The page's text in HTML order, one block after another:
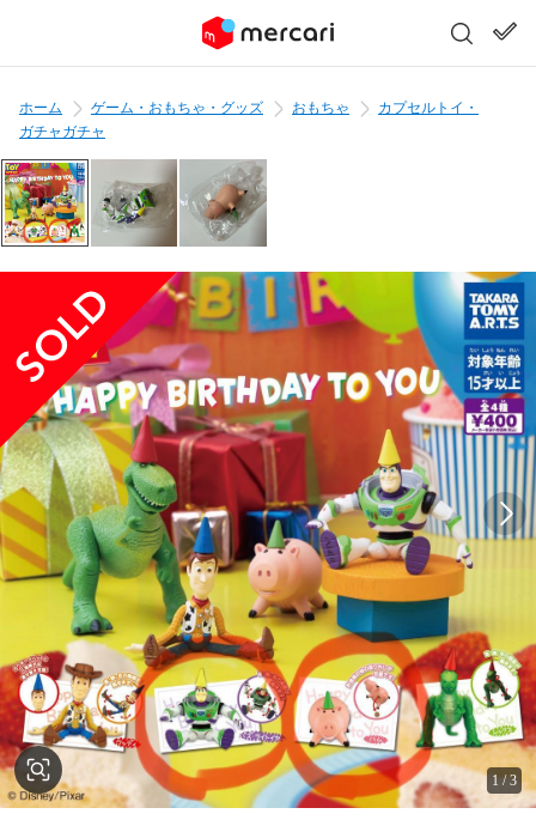
ホーム ゲーム・おもちゃ・グッズ おもちゃ
カプセルトイ・
ガチャガチャ
1/3